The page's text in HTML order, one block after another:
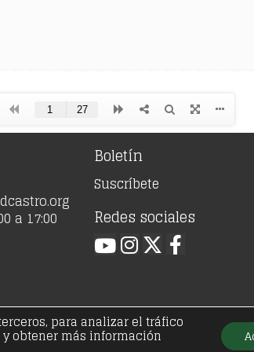
a 17:00
Boletín
Suscríbete
Redes sociales
Antonio de Castro - Todos los
para analizar el tráfico
obtener más información